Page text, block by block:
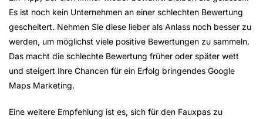
Es ist noch kein Unternehmen an einer schlechten Bewertung
gescheitert. Nehmen Sie diese lieber als Anlass noch besser zu
werden, um möglichst viele positive Bewertungen zu sammeln.
Das macht die schlechte Bewertung früher oder später wett
und steigert Ihre Chancen für ein Erfolg bringendes Google
Maps Marketing.
Eine weitere Empfehlung ist es, sich für den Fauxpas zu